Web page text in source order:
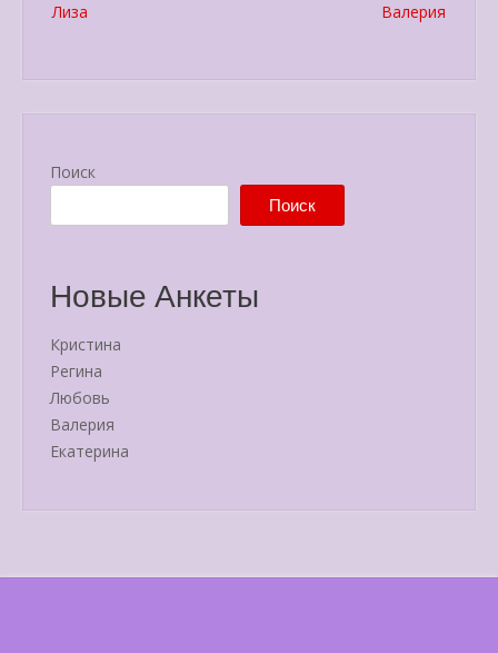
navigation
Лиза Валерия
Поиск
Поиск
Новые Анкеты
Кристина
Регина
Любовь
Валерия
Екатерина